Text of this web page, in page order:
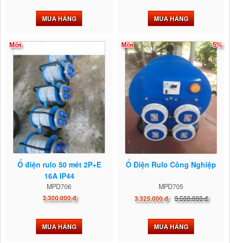
MUA HÀNG MUA HÀNG
Mới
Ổ điện rulo 50 mét 2P+E
16A IP44
MPD706
3.300.000 đ
MUA HÀNG
Mới -5%
Ổ Điện Rulo Công Nghiệp
MPD705
3.325.000 đ 3.500.000 đ
MUA HÀNG